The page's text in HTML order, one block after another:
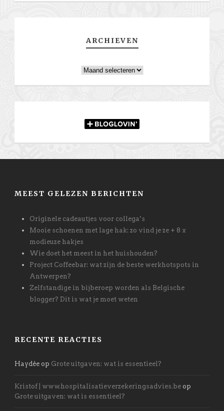
ARCHIEVEN
Archieven
MEEST GELEZEN BERICHTEN
Originele cadeautjes voor collega’s
Mooie schoenen met lage hak: zo vind je ze + 8 x
modieuze hakjes
Wie doet het meest in het huishouden?
Project Coffeebar: wat zijn de beste werkhotspots in
Antwerpen?
Zelfstandige in bijberoep worden als Belgische
blogger? Dit is wat je moet weten
RECENTE REACTIES
Haydée op Grote uitgaven: wat is essentieel?
Kristof | www.hospitalisatieverzekeringsadvies.be op
Grote uitgaven: wat is essentieel?